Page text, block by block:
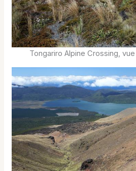
Tongariro Alpine Crossing,